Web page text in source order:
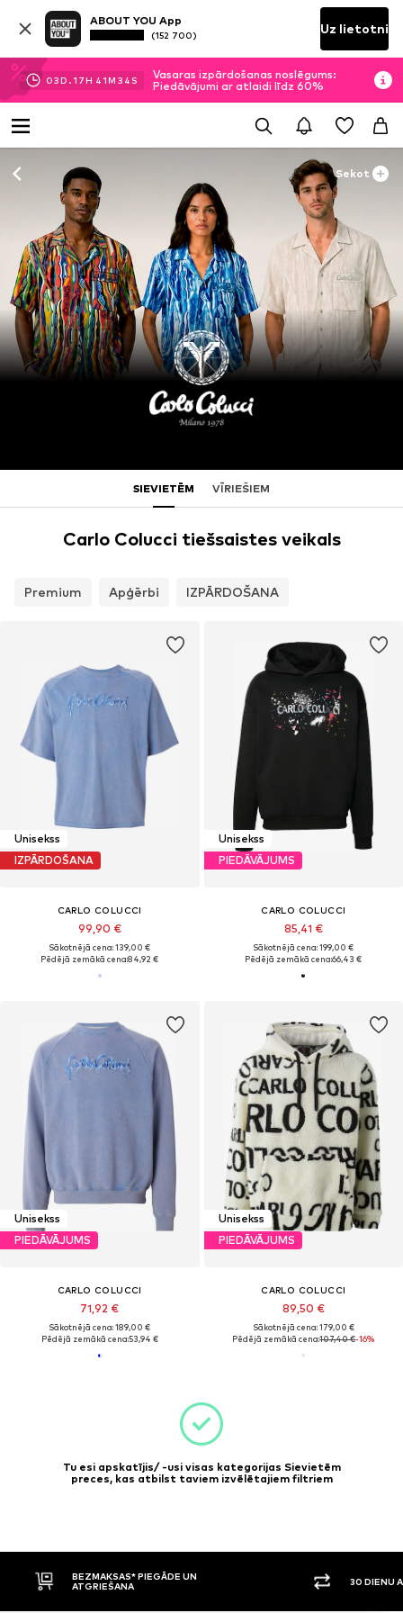
ABOUT YOU App
(152 700) Uz lietotni
03D.17H 41M 34 S
Vasaras izpārdošanas noslēgums:
Piedāvājumi ar atlaidi līdz 60%
Sekot
SIEVIETĒM VĪRIEŠIEM
Carlo Colucci tiešsaistes veikals
Premium Apģērbi IZPĀRDOŠANA
Unisekss
IZPĀRDOŠANA
CARLO COLUCCI
99,90 €
Sākotnējā cena: 139,00 €
Pēdējā zemākā cena:84,92 €
Unisekss
PIEDĀVĀJUMS
CARLO COLUCCI
85,41 €
Sākotnējā cena: 199,00 €
Pēdējā zemākā cena:66,43 €
Unisekss
PIEDĀVĀJUMS
CARLO COLUCCI
71,92 €
Sākotnējā cena: 189,00 €
Pēdējā zemākā cena:53,94 €
Unisekss
PIEDĀVĀJUMS
CARLO COLUCCI
89,50 €
Sākotnējā cena: 179,00 €
Pēdējā zemākā cena:107,40 €-16%
Tu esi apskatījis/ -usi visas kategorijas Sievietēm
preces, kas atbilst taviem izvēlētajiem filtriem
BEZMAKSAS* PIEGĀDE UN
ATGRIEŠANA
30 DIENU